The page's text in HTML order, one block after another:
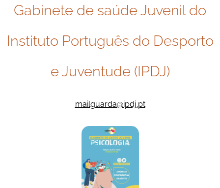
Gabinete de saúde Juvenil do
Instituto Português do Desporto
e Juventude (IPDJ)
mailguarda@ipdj.pt